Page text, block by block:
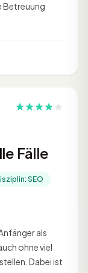
Betreuung
Fälle
SEO
als
ohne viel
Dabei ist